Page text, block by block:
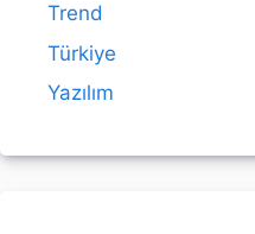
Trend
Türkiye
Yazılım